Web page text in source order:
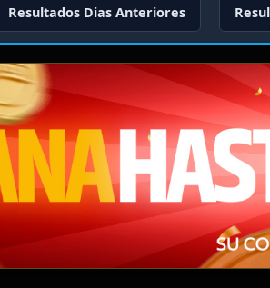
Resultados Dias Anteriores